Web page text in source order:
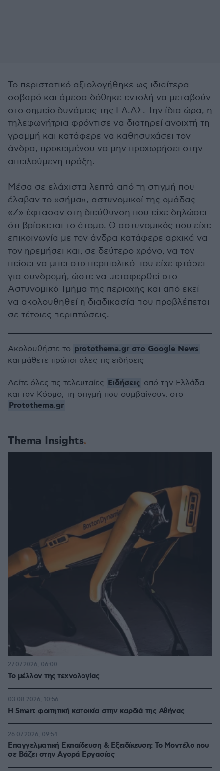
Το περιστατικό αξιολογήθηκε ως ιδιαίτερα
σοβαρό και άμεσα δόθηκε εντολή να μεταβούν
στο σημείο δυνάμεις της ΕΛ.ΑΣ. Την ίδια ώρα, η
τηλεφωνήτρια φρόντισε να διατηρεί ανοιχτή τη
γραμμή και κατάφερε να καθησυχάσει τον
άνδρα, προκειμένου να μην προχωρήσει στην
απειλούμενη πράξη.
Μέσα σε ελάχιστα λεπτά από τη στιγμή που
έλαβαν το «σήμα», αστυνομικοί της ομάδας
«Ζ» έφτασαν στη διεύθυνση που είχε δηλώσει
ότι βρίσκεται το άτομο. Ο αστυνομικός που είχε
επικοινωνία με τον άνδρα κατάφερε αρχικά να
τον ηρεμήσει και, σε δεύτερο χρόνο, να τον
πείσει να μπει στο περιπολικό που είχε φτάσει
για συνδρομή, ώστε να μεταφερθεί στο
Αστυνομικό Τμήμα της περιοχής και από εκεί
να ακολουθηθεί η διαδικασία που προβλέπεται
σε τέτοιες περιπτώσεις.
Thema Insights
Το μέλλον της τεχνολογίας
27.07.2026, 06:00
Η Smart φοιτητική κατοικία στην καρδιά της Αθήνας
03.08.2026, 10:56
Επαγγελματική Εκπαίδευση & Εξειδίκευση: Το Mοντέλο που
σε Bάζει στην Aγορά Eργασίας
26.07.2026, 09:54
Ακολουθήστε το protothema.gr στο Google News
και μάθετε πρώτοι όλες τις ειδήσεις
Δείτε όλες τις τελευταίες Ειδήσεις από την Ελλάδα
και τον Κόσμο, τη στιγμή που συμβαίνουν, στο
Protothema.gr